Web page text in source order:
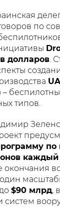
по
долларов.
–
типов.
по
каждый
окончания
$90 млрд,
систем